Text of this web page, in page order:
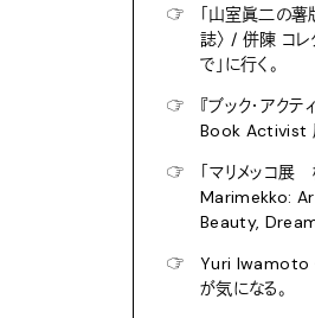
☞
「山室眞二の薯
誌〉 / 併陳 コレ
で」に行く。
☞
『ブック・アク
Book Activist
☞
「マリメッコ
Marimekko:
Beauty,
☞
Yuri Iwamoto
が気になる。